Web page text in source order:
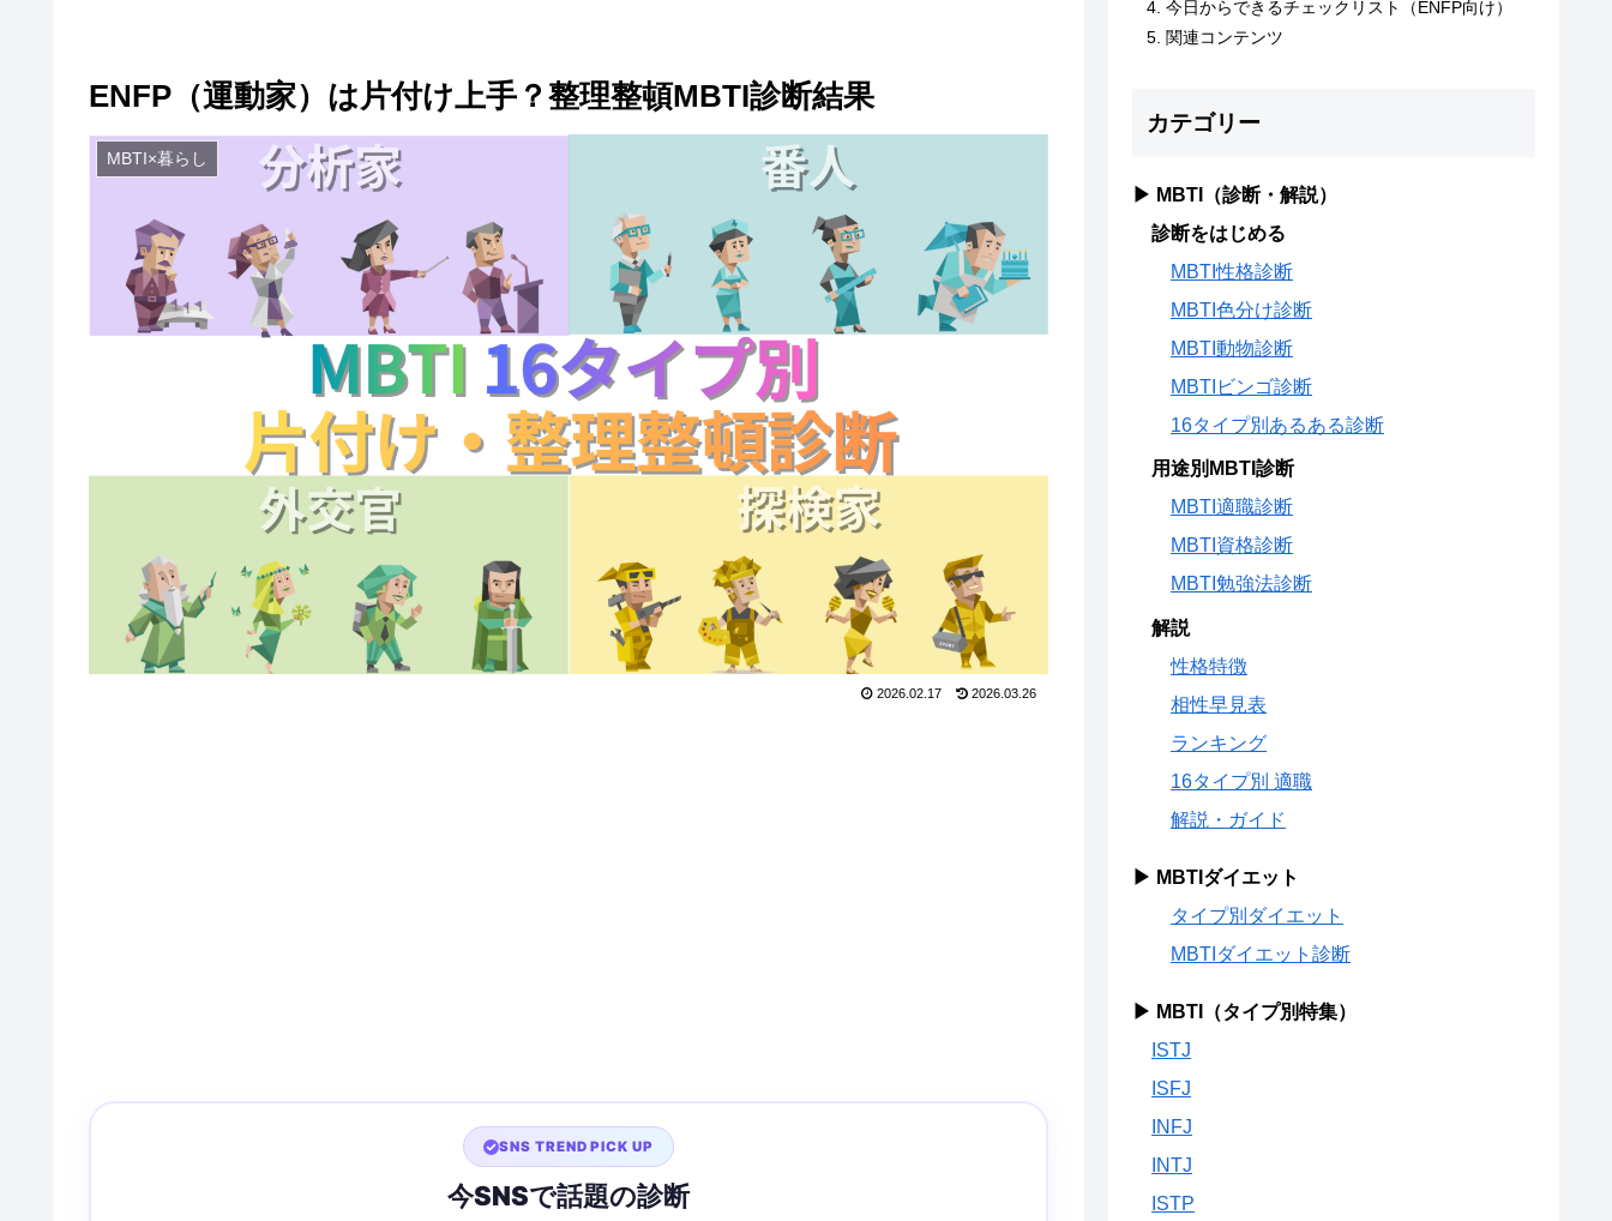
ENFP（運動家）は片付け上手？整理整頓MBTI診断結果
MBTI×暮らし
2026.02.17 2026.03.26
SNS TREND PICK UP
今SNSで話題の診断
今日からできるチェックリスト（ENFP向け）
関連コンテンツ
カテゴリー
▶ MBTI（診断・解説）
診断をはじめる
MBTI性格診断
MBTI色分け診断
MBTI動物診断
MBTIビンゴ診断
16タイプ別あるある診断
用途別MBTI診断
MBTI適職診断
MBTI資格診断
MBTI勉強法診断
解説
性格特徴
相性早見表
ランキング
16タイプ別 適職
解説・ガイド
▶ MBTIダイエット
タイプ別ダイエット
MBTIダイエット診断
▶ MBTI（タイプ別特集）
ISTJ
ISFJ
INFJ
INTJ
ISTP